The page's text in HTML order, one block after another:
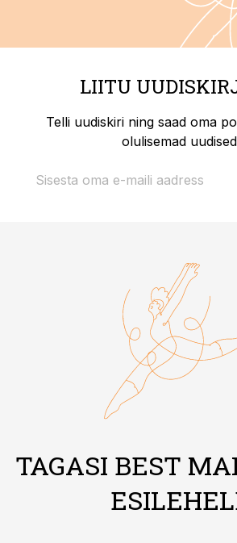
LIITU
Telli uudiskiri ning saad oma
olulisemad
TAGASI BEST